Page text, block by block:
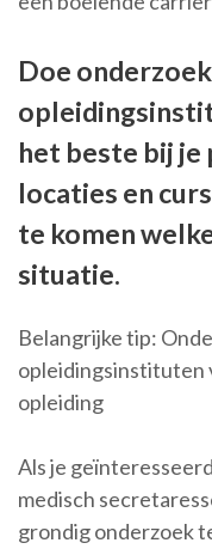
Doe
het beste bij je
locaties en
te komen
situatie.
Belangrijke tip:
opleidingsinstituten
opleiding
Als je
medisch
grondig onderzoek